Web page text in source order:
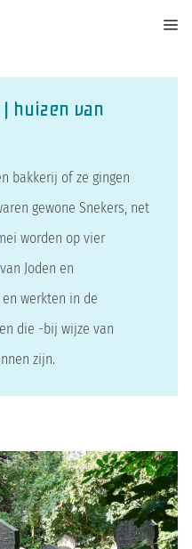
huizen van
bakkerij of ze gingen
gewone Snekers, net
worden op vier
Joden en
werkten in de
die -bij wijze van
zijn.